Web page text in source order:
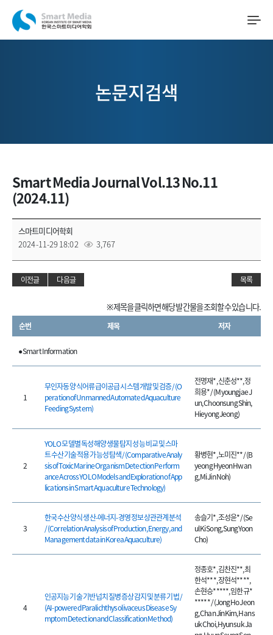
논문지검색
Smart Media Journal Vol.13 No.11
(2024.11)
스마트미디어학회
2024-11-29 18:02
3,767
이전글 다음글 목록
※ 제목을 클릭하면 해당 발간물을 조회할 수 있습니다.
순번 제목 저자
● Smart Information
1
무인자동 양식어류 급이공급 시스템 개발 및 검증 / (O
peration of Unmanned Automated Aquaculture
Feeding System)
전명재*, 신춘성**, 정
희용* / (Myoungjae J
un, Choonsung Shin,
Hieyong Jeong)
2
YOLO 모델별 독성 해양 생물 탐지 성능 비교 및 스마
트 수산 기술 적용 가능성 탐색 / (Comparative Analy
sis of Toxic Marine Organism Detection Perform
ance Across YOLO Models and Exploration of App
lications in Smart Aquaculture Technology)
황병현*, 노미진** / (B
yeong Hyeon Hwan
g, Mi Jin Noh)
3
한국 수산 양식 생산-에너지-경영 정보 상관관계 분석
/ (Correlation Analysis of Production, Energy, and
Management data in Korea Aquaculture)
송슬기*, 조성윤* / (Se
ul Ki Song, Sung Yoon
Cho)
4
인공지능 기술 기반 넙치 질병 증상 감지 및 분류 기법 /
(AI-powered Paralichthys olivaceus Disease Sy
mptom Detection and Classification Method)
정종호*, 김찬진**, 최
한석***, 장현석****,
손현승*****, 임한규*
***** / (Jong Ho Jeon
g, Chan Jin Kim, Han s
uk Choi, Hyun suk Ja